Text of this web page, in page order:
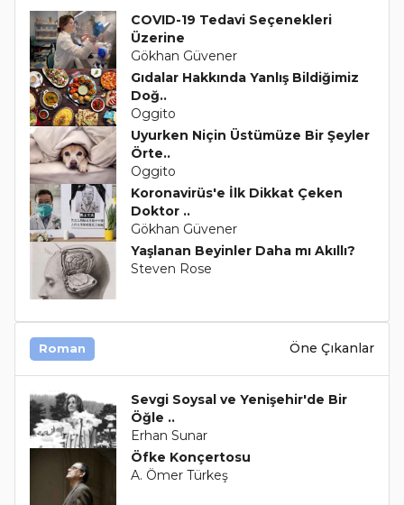
COVID-19 Tedavi Seçenekleri
Üzerine
Gökhan Güvener
Gıdalar Hakkında Yanlış Bildiğimiz
Doğ..
Oggito
Uyurken Niçin Üstümüze Bir Şeyler
Örte..
Oggito
Koronavirüs'e İlk Dikkat Çeken
Doktor ..
Gökhan Güvener
Yaşlanan Beyinler Daha mı Akıllı?
Steven Rose
Roman Öne Çıkanlar
Sevgi Soysal ve Yenişehir'de Bir
Öğle ..
Erhan Sunar
Öfke Konçertosu
A. Ömer Türkeş